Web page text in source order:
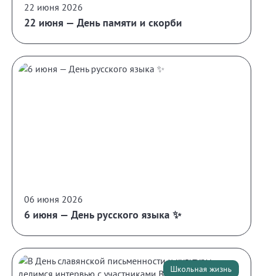
22 июня 2026
22 июня — День памяти и скорби
06 июня 2026
6 июня — День русского языка ✨
Школьная жизнь